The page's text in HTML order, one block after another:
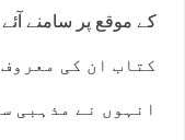
کتاب ان کی
انہوں نے مذہبی